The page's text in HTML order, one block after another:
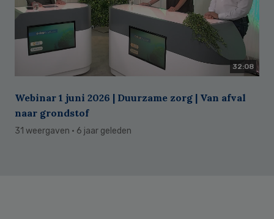
32:08
Webinar 1 juni 2026 | Duurzame zorg | Van afval
naar grondstof
31 weergaven · 6 jaar geleden